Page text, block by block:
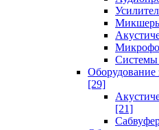
Системы
Оборудование
[29]
[21]